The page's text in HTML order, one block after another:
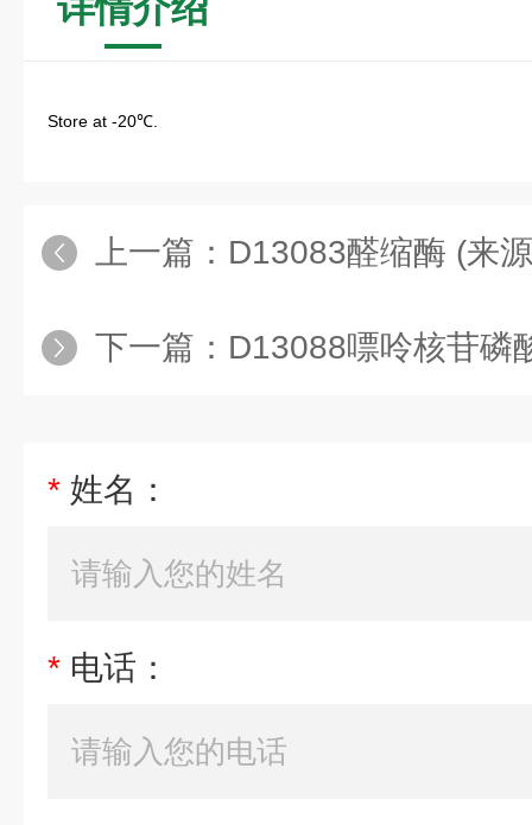
Store at -20℃.
上一篇： D13083醛缩酶 (来源
下一篇： D13088嘌呤核苷磷
* 姓名：
* 电话：